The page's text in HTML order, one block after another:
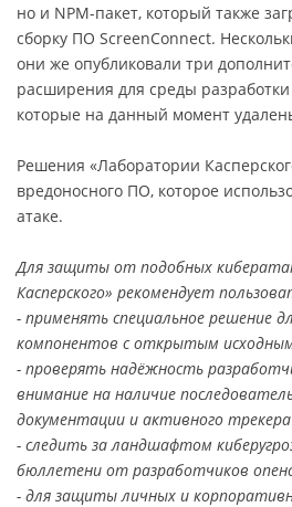
но и NPM-пакет, который также
сборку ПО ScreenConnect.
они же опубликовали три
расширения для среды
которые на данный момент
Решения «Лаборатории
вредоносного ПО, которое
атаке.
Для защиты от подобных
Касперского» рекомендует
- применять специальное решение
компонентов с открытым
- проверять надёжность
внимание на наличие
документации и активного
- следить за ландшафтом
бюллетени от разработчиков
- для защиты личных и